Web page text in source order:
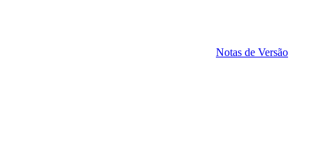
Notas de Versão